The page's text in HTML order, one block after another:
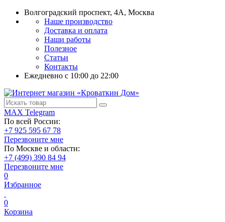
Волгоградский проспект, 4А, Москва
Наше производство
Доставка и оплата
Наши работы
Полезное
Статьи
Контакты
Ежедневно c 10:00 до 22:00
MAX Telegram
По всей России:
+7 925 595 67 78
Перезвоните мне
По Москве и области:
+7 (499) 390 84 94
Перезвоните мне
0
Избранное
0
Корзина